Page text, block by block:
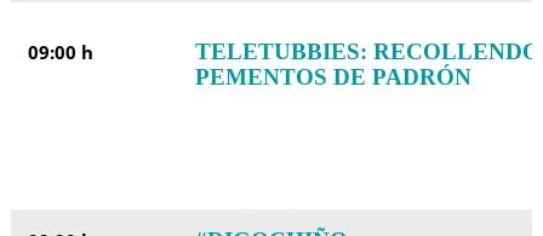
09:00 h
TELETUBBIES: RECOLLENDO
PEMENTOS DE PADRÓN